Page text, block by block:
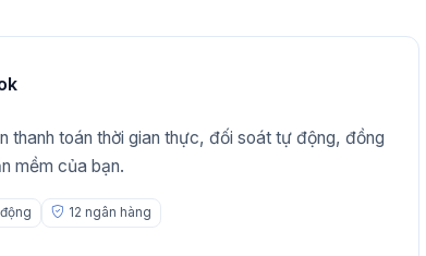
thanh toán thời gian thực, đối soát tự động, đồng
mềm của bạn.
12 ngân hàng